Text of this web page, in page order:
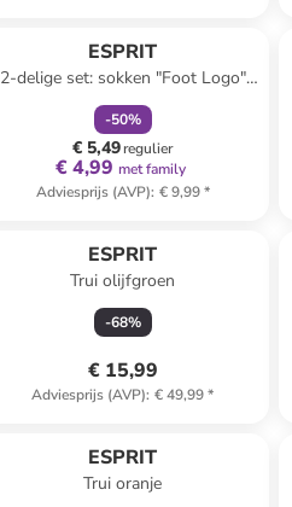
ESPRIT
2-delige set: sokken "Foot Logo"
blauw
-50%
€ 5,49regulier
€ 4,99 met family
Adviesprijs (AVP): € 9,99*
ESPRIT
Trui olijfgroen
-68%
€ 15,99
Adviesprijs (AVP): € 49,99*
ESPRIT
Trui oranje